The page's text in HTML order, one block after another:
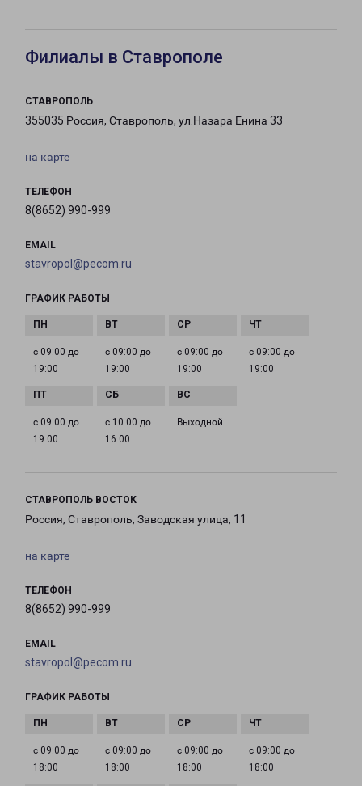
Филиалы в Ставрополе
СТАВРОПОЛЬ
355035 Россия, Ставрополь, ул.Назара Енина 33
на карте
ТЕЛЕФОН
8(8652) 990-999
EMAIL
stavropol@pecom.ru
ГРАФИК РАБОТЫ
с 09:00 до
19:00
с 09:00 до
19:00
с 09:00 до
19:00
с 09:00 до
19:00
с 09:00 до
19:00
с 10:00 до
16:00
Выходной
СТАВРОПОЛЬ ВОСТОК
Россия, Ставрополь, Заводская улица, 11
на карте
ТЕЛЕФОН
8(8652) 990-999
EMAIL
stavropol@pecom.ru
ГРАФИК РАБОТЫ
с 09:00 до
18:00
с 09:00 до
18:00
с 09:00 до
18:00
с 09:00 до
18:00